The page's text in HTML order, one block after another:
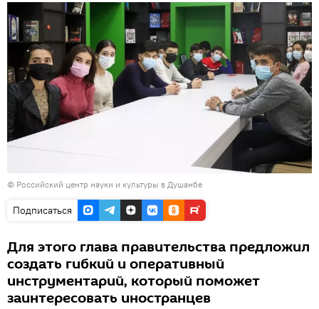
© Российский центр науки и культуры в Душанбе
Подписаться
Для этого глава правительства предложил
создать гибкий и оперативный
инструментарий, который поможет
заинтересовать иностранцев